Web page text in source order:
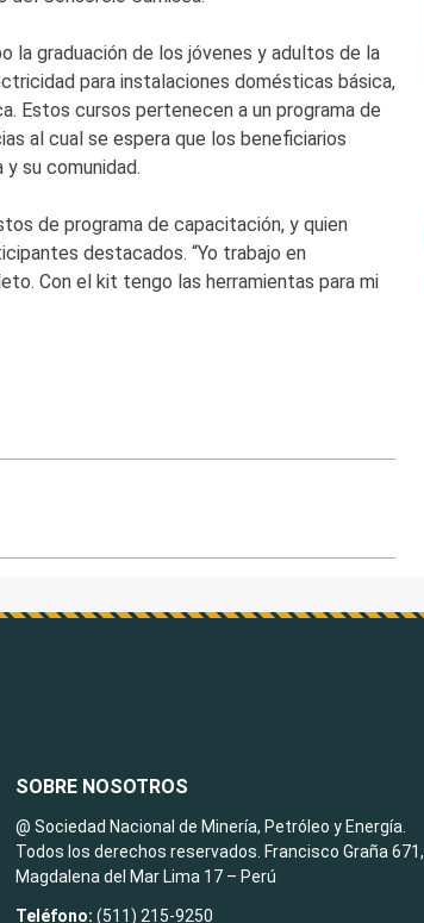
la graduación de los jóvenes y adultos de la
para instalaciones domésticas básica,
Estos cursos pertenecen a un programa de
al cual se espera que los beneficiarios
su comunidad.
de programa de capacitación, y quien
destacados. “Yo trabajo en
Con el kit tengo las herramientas para mi
SOBRE NOSOTROS
@ Sociedad Nacional de Minería, Petróleo y Energía.
Todos los derechos reservados. Francisco Graña 671,
Magdalena del Mar Lima 17 – Perú
Teléfono: (511) 215-9250